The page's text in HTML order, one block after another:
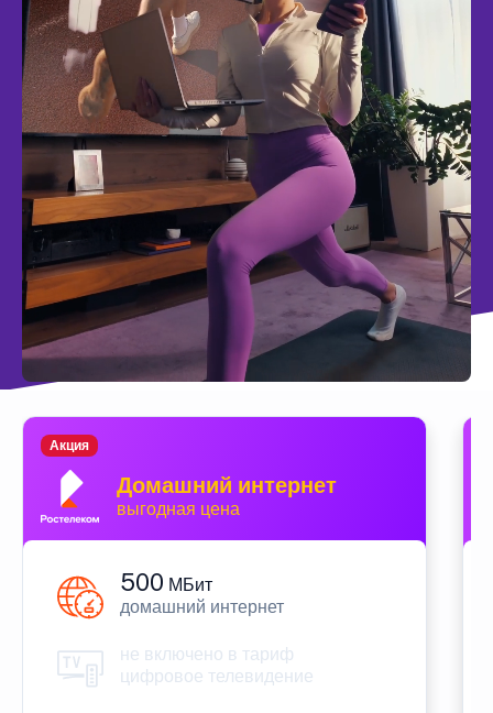
Домашний интернет
выгодная цена
Акция
500 МБит
домашний интернет
не включено в тариф
цифровое телевидение